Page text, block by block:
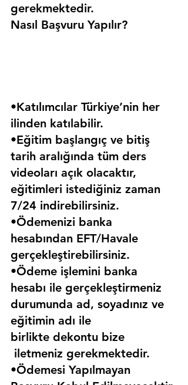
gerekmektedir.
Nasıl Başvuru Yapılır?
•Katılımcılar Türkiye’nin her
ilinden katılabilir.
•Eğitim başlangıç ve bitiş
tarih aralığında tüm ders
videoları açık olacaktır,
eğitimleri istediğiniz zaman
7/24 indirebilirsiniz.
•Ödemenizi banka
hesabından EFT/Havale
gerçekleştirebilirsiniz.
•Ödeme işlemini banka
hesabı ile gerçekleştirmeniz
durumunda ad, soyadınız ve
eğitimin adı ile
birlikte dekontu bize
iletmeniz gerekmektedir.
•Ödemesi Yapılmayan